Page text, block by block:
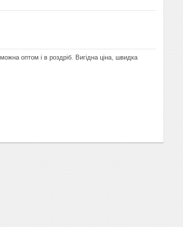
можна оптом і в роздріб. Вигідна ціна, швидка